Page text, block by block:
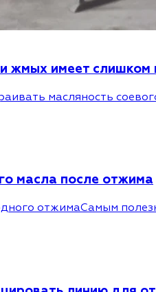
жмых имеет
масляность
масла после отжима
отжимаСамым